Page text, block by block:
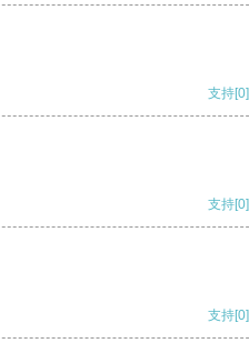
支持[0]
支持[0]
支持[0]